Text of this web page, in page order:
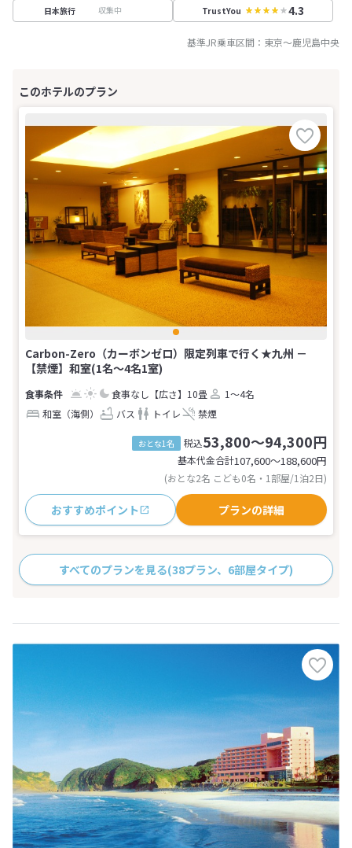
日本旅行 収集中 TrustYou 4.3
基準JR乗車区間： 東京～鹿児島中央
Carbon-Zero（カーボンゼロ）限定列車で行く★九州 －
【禁煙】和室(1名～4名1室)
食事なし 【広さ】10畳
1～4名
和室（海側）
バス トイレ 禁煙
おとな1名 税込53,800～94,300円
基本代金合計107,600〜188,600円
(おとな2名 こども0名・1部屋/1泊2日)
おすすめポイント プランの詳細
すべてのプランを見る(38プラン、6部屋タイプ)